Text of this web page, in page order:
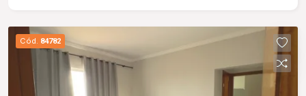
Cód. 84782